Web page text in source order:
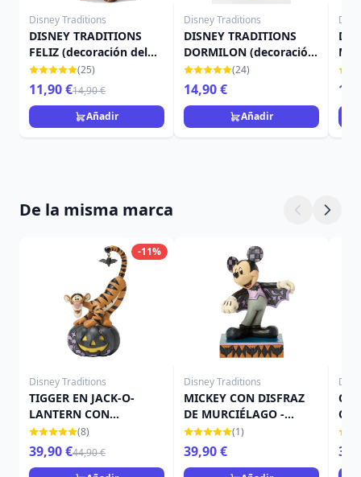
Disney Traditions
DISNEY TRADITIONS
FELIZ (decoración del
árbol)
(25)
11,90 €14,90 €
Añadir
Disney Traditions
DISNEY TRADITIONS
DORMILON (decoración
del árbol)(24)
14,90 €
Añadir
del
De la misma marca
-11%
Disney Traditions
TIGGER EN JACK-O-
LANTERN CON
MURCIÉLAGO - DISNEY
TRADITIONS
(8)
39,90 €44,90 €
Disney Traditions
MICKEY CON DISFRAZ
DE MURCIÉLAGO -
DISNEY TRADITIONS
(1)
39,90 €